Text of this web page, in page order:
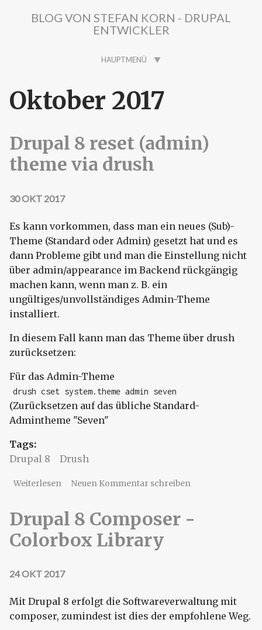
BLOG VON STEFAN KORN - DRUPAL
ENTWICKLER
HAUPTMENÜ
Oktober 2017
Drupal 8 reset (admin)
theme via drush
30 OKT 2017
Es kann vorkommen, dass man ein neues (Sub)-
Theme (Standard oder Admin) gesetzt hat und es
dann Probleme gibt und man die Einstellung nicht
über admin/appearance im Backend rückgängig
machen kann, wenn man z. B. ein
ungültiges/unvollständiges Admin-Theme
installiert.
In diesem Fall kann man das Theme über drush
zurücksetzen:
Für das Admin-Theme
drush cset system.theme admin seven
(Zurücksetzen auf das übliche Standard-
Admintheme "Seven"
Tags:
Drupal 8
Drush
Weiterlesen über Drupal 8 reset (admin) theme via drush
Neuen Kommentar schreiben
Drupal 8 Composer -
Colorbox Library
24 OKT 2017
Mit Drupal 8 erfolgt die Softwareverwaltung mit
composer, zumindest ist dies der empfohlene Weg.